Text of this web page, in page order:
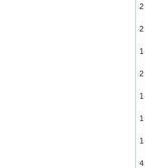
2
2
1
2
1
1
1
4